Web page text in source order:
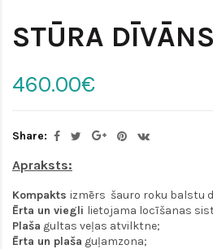
STŪRA DĪVĀNS
460.00€
Share:
Apraksts:
Kompakts izmērs šauro roku balstu
Ērta un viegli lietojama locīšanas
Plaša gultas veļas atvilktne;
Ērta un plaša guļamzona;